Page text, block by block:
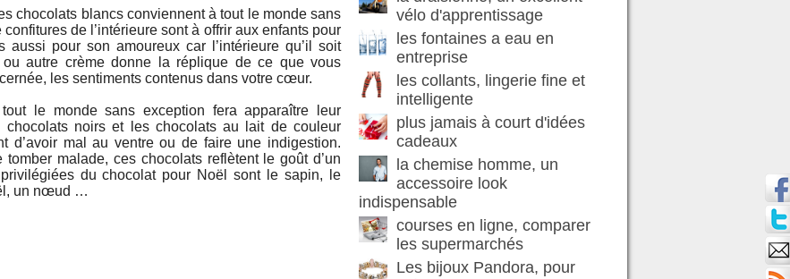
chocolats blancs conviennent à tout le monde sans
de l’intérieure sont à offrir aux enfants pour
aussi pour son amoureux car l’intérieure qu’il soit
autre crème donne la réplique de ce que vous
les sentiments contenus dans votre cœur.
le monde sans exception fera apparaître leur
noirs et les chocolats au lait de couleur
d’avoir mal au ventre ou de faire une indigestion.
malade, ces chocolats reflètent le goût d’un
du chocolat pour Noël sont le sapin, le
un nœud …
vélo d'apprentissage
les fontaines a eau en
entreprise
les collants, lingerie fine et
intelligente
plus jamais à court d'idées
cadeaux
la chemise homme, un
accessoire look
indispensable
courses en ligne, comparer
les supermarchés
Les bijoux Pandora, pour